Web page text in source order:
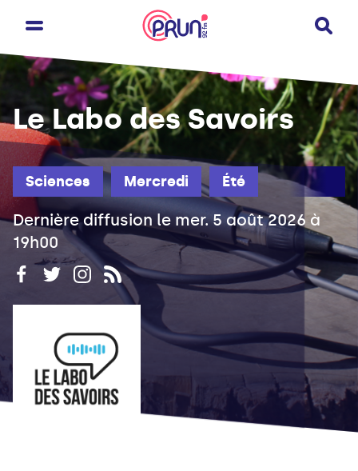
Sciences Mercredi Été
Le Labo des Savoirs
Dernière diffusion le mer. 5 août 2026 à
19h00